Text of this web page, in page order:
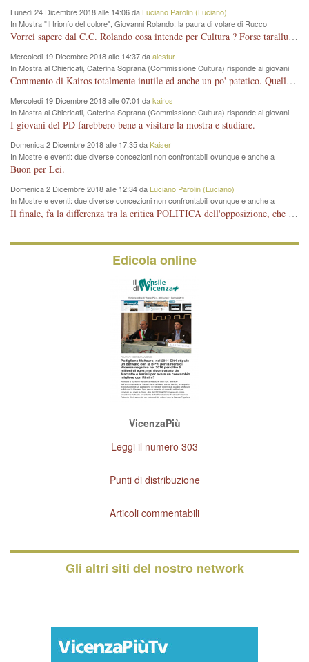
Lunedi 24 Dicembre 2018 alle 14:06 da Luciano Parolin (Luciano)
In Mostra "Il trionfo del colore", Giovanni Rolando: la paura di volare di Rucco
Vorrei sapere dal C.C. Rolando cosa intende per Cultura ? Forse tarallucci, vino e sagre, o spaghetti tricolori del PD ? Il continuo (s)parlare della mostra a Palazzo Chiericati caro consigliere DANNEGGIA FORTEMENTE l'immagine della città TUTTA e fa deviare i consensi che in RUSSIA (badi bene ex U.R.S.S.) sono ECCELLENTI. A livello artistico l'evento è di alta Valenza culturale, COMPITO di Tutta la Cittadinanza fare il possibile per propagandare l'iniziativa senza farne UN CASO PARTITICO come fa Lei da sempre. Meno Gazebo + Partecipazione! E così sia. Amen.
Mercoledi 19 Dicembre 2018 alle 14:37 daalesfur
In Mostra al Chiericati, Caterina Soprana (Commissione Cultura) risponde ai giovani
del Pd: "realizzata a costo zero per il Comune"
Commento di Kairos totalmente inutile ed anche un po' patetico. Quella che è completamente mancata è stata la promozione internazionale dell'evento effettuata da chi lo sa fare, l'amministrazione in questo è stata totalmente assente relegando al provincialismo una mostra che meritava ben altre platee ed i risultati sono sotto gli occhi di tutti. Su questo bisogna parlare, il fatto di averla organizzata al Chiericati certo non ha aiutato ma è un aspetto secondario rispetto a quello della promozione. In città con le mostre organizzate da Goldin - che certo ha fatto principalmente i suoi interessi, ma ne ha comunque beneficiato la città in immagine e commercio per il centro - arrivavano giornalmente pullman carichi di turisti. Dove sono i turisti ora?
Mercoledi 19 Dicembre 2018 alle 07:01 dakairos
In Mostra al Chiericati, Caterina Soprana (Commissione Cultura) risponde ai giovani
del Pd: "realizzata a costo zero per il Comune"
I giovani del PD farebbero bene a visitare la mostra e studiare.
Domenica 2 Dicembre 2018 alle 17:35 daKaiser
In Mostre e eventi: due diverse concezioni non confrontabili ovunque e anche a
Vicenza
Buon per Lei.
Domenica 2 Dicembre 2018 alle 12:34 da Luciano Parolin (Luciano)
In Mostre e eventi: due diverse concezioni non confrontabili ovunque e anche a
Vicenza
Il finale, fa la differenza tra la critica POLITICA dell'opposizione, che ha perso le elezioni ed è minoranza e non trova altri argomenti per politicizzare sul sito qua o là ? La critica d'arte invece è un'altra cosa che lascio agli altri. Per ora mi basta la lezione magistrale del prof. Giulianati.
Edicola online
VicenzaPiù
Leggi il numero 303
Punti di distribuzione
Articoli commentabili
Gli altri siti del nostro network